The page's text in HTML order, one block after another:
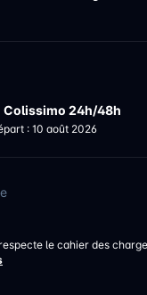
24h/48h
: 10 août 2026
le cahier des